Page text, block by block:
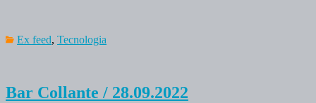
Ex feed, Tecnologia
Bar Collante / 28.09.2022